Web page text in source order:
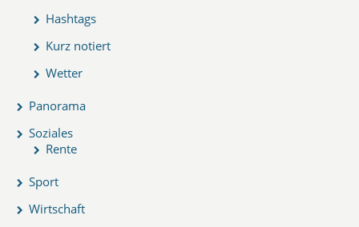
Hashtags
Kurz notiert
Wetter
Panorama
Soziales
Rente
Sport
Wirtschaft